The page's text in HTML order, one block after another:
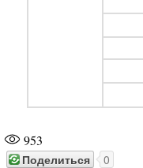
953
Поделиться 0